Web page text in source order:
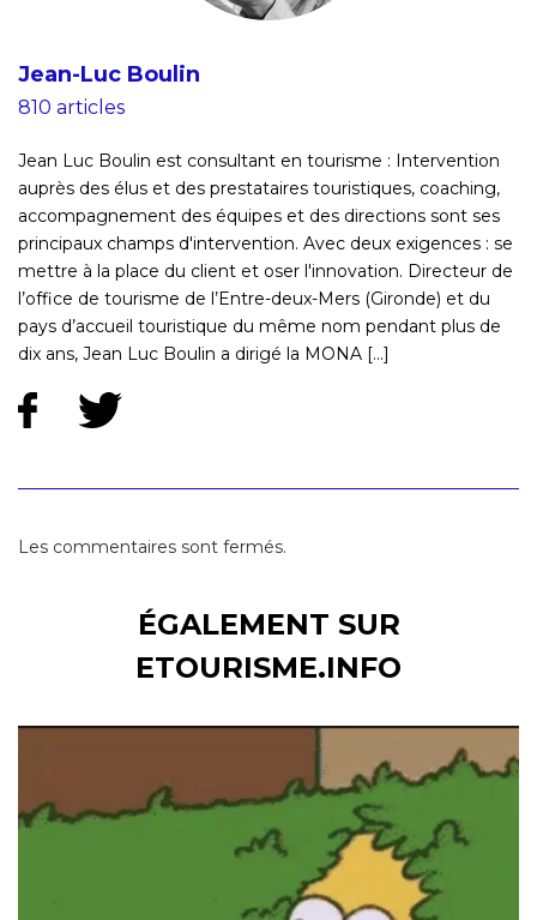
Jean-Luc Boulin
810 articles
Jean Luc Boulin est consultant en tourisme : Intervention
auprès des élus et des prestataires touristiques, coaching,
accompagnement des équipes et des directions sont ses
principaux champs d'intervention. Avec deux exigences : se
mettre à la place du client et oser l'innovation. Directeur de
l’office de tourisme de l’Entre-deux-Mers (Gironde) et du
pays d’accueil touristique du même nom pendant plus de
dix ans, Jean Luc Boulin a dirigé la MONA [...]
Les commentaires sont fermés.
ÉGALEMENT SUR
ETOURISME.INFO